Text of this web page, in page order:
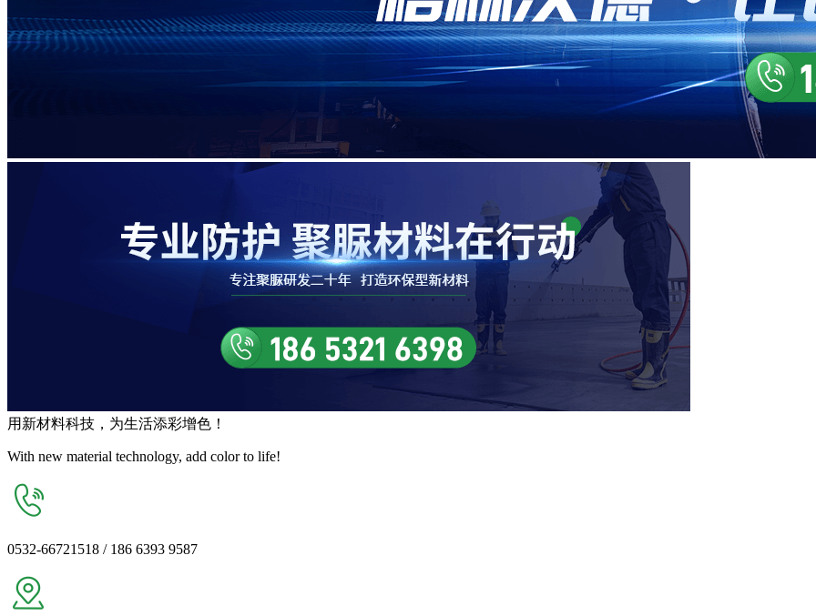
用 新材料科技，为生活添彩增色 ！
With new material technology, add color to life!
0532-66721518 / 186 6393 9587